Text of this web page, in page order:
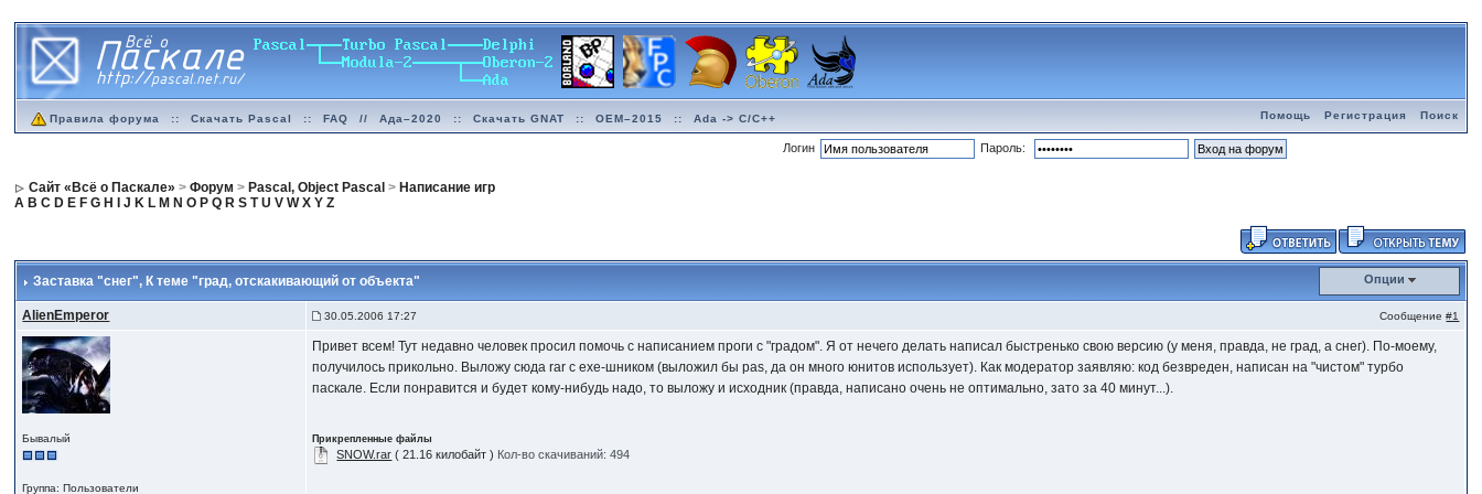
Правила форума :: Скачать Pascal :: FAQ // Ада–2020 :: Скачать GNAT :: OEM–2015 :: Ada -> C/C++ Помощь Регистрация Поиск
Логин Пароль:
Сайт «Всё о Паскале» >Форум > Pascal, Object Pascal > Написание игр
A B C D E F G H J K L M N O P Q R S T U V W X Y Z
Заставка "снег", К теме "град, отскакивающий от объекта" Опции
AlienEmperor 30.05.2006 17:27 Сообщение#1
Бывалый
Группа: Пользователи
Привет всем! Тут недавно человек просил помочь с написанием проги с "градом". Я от нечего делать написал быстренько свою версию (у меня, правда, не град, а снег). По-моему,
получилось прикольно. Выложу сюда rar с exe-шником (выложил бы pas, да он много юнитов использует). Как модератор заявляю: код безвреден, написан на "чистом" турбо
паскале. Если понравится и будет кому-нибудь надо, то выложу и исходник (правда, написано очень не оптимально, зато за 40 минут...).
Прикрепленные файлы
SNOW.rar ( 21.16 килобайт ) Кол-во скачиваний: 494